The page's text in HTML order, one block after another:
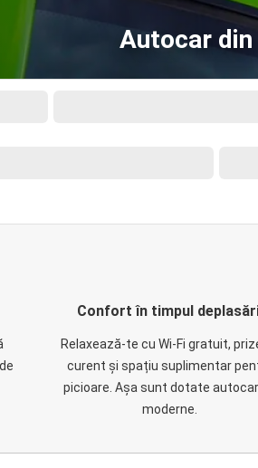
Autocar
Confort în timpul
Relaxează-te cu Wi-Fi gratuit,
curent și spațiu suplimentar
picioare. Așa sunt dotate
moderne.